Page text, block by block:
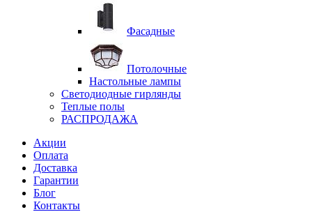
Фасадные
Потолочные
Настольные лампы
Светодиодные гирлянды
Теплые полы
РАСПРОДАЖА
Акции
Оплата
Доставка
Гарантии
Блог
Контакты